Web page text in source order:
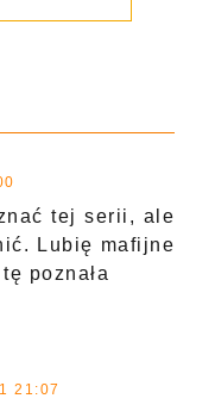
tej serii, ale
Lubię mafijne
poznała
21:07